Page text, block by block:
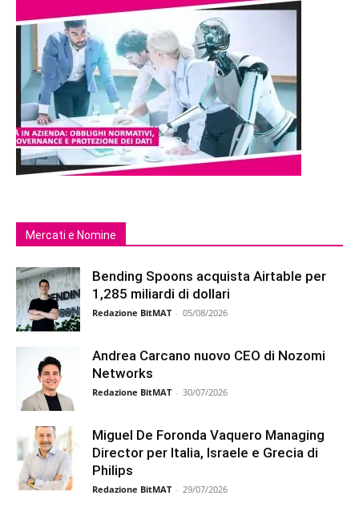
Mercati e Nomine
Bending Spoons acquista Airtable per
1,285 miliardi di dollari
Redazione BitMAT - 05/08/2026
Andrea Carcano nuovo CEO di Nozomi
Networks
Redazione BitMAT - 30/07/2026
Miguel De Foronda Vaquero Managing
Director per Italia, Israele e Grecia di
Philips
Redazione BitMAT - 29/07/2026